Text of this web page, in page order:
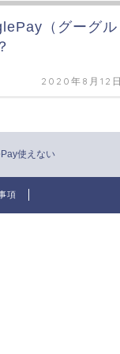
（グーグル
2020年8月12
使えない
項